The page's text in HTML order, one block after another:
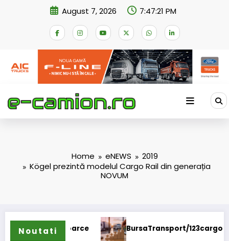
August 7, 2026 7:47:21 PM
Home eNEWS
2019
Kögel prezintă modelul Cargo Rail din generația
NOVUM
Noutati
BursaTransport/123cargo introduce o nouă